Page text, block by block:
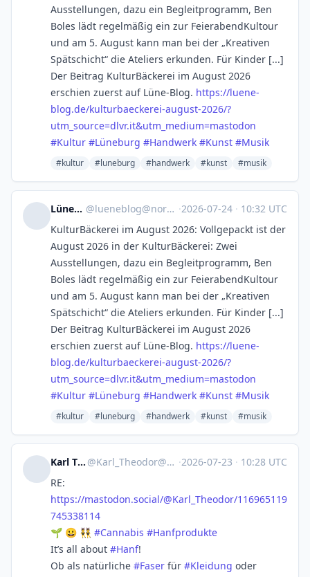
Ausstellungen, dazu ein Begleitprogramm, Ben
Boles lädt regelmäßig ein zur FeierabendKultour
und am 5. August kann man bei der „Kreativen
Spätschicht“ die Ateliers erkunden. Für Kinder [...]
Der Beitrag KulturBäckerei im August 2026
erschien zuerst auf Lüne-Blog. https://luene-
blog.de/kulturbaeckerei-august-2026/?
utm_source=dlvr.it&utm_medium=mastodon
#Kultur #Lüneburg #Handwerk #Kunst #Musik
#kultur #luneburg #handwerk #kunst #musik
Lüne-Blog @lueneblog@norden.social ·2026-07-24 · 10:32 UTC
KulturBäckerei im August 2026: Vollgepackt ist der
August 2026 in der KulturBäckerei: Zwei
Ausstellungen, dazu ein Begleitprogramm, Ben
Boles lädt regelmäßig ein zur FeierabendKultour
und am 5. August kann man bei der „Kreativen
Spätschicht“ die Ateliers erkunden. Für Kinder [...]
Der Beitrag KulturBäckerei im August 2026
erschien zuerst auf Lüne-Blog. https://luene-
blog.de/kulturbaeckerei-august-2026/?
utm_source=dlvr.it&utm_medium=mastodon
#Kultur #Lüneburg #Handwerk #Kunst #Musik
#kultur #luneburg #handwerk #kunst #musik
Karl Theodor @Karl_Theodor@mastodon.social ·2026-07-23 · 10:28 UTC
RE:
https://mastodon.social/@Karl_Theodor/116965119
745338114
🌱 😀 👯 #Cannabis #Hanfprodukte
It’s all about #Hanf!
Ob als natürliche #Faser für #Kleidung oder